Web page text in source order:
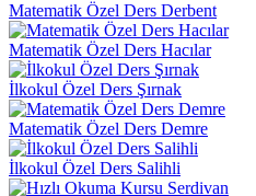
Matematik Özel Ders Derbent
Matematik Özel Ders Hacılar
İlkokul Özel Ders Şırnak
Matematik Özel Ders Demre
İlkokul Özel Ders Salihli